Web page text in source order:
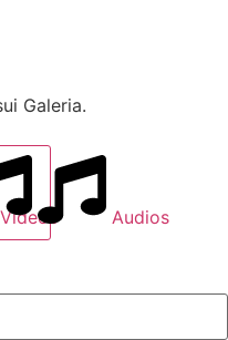
Galeria.
Videos Audios